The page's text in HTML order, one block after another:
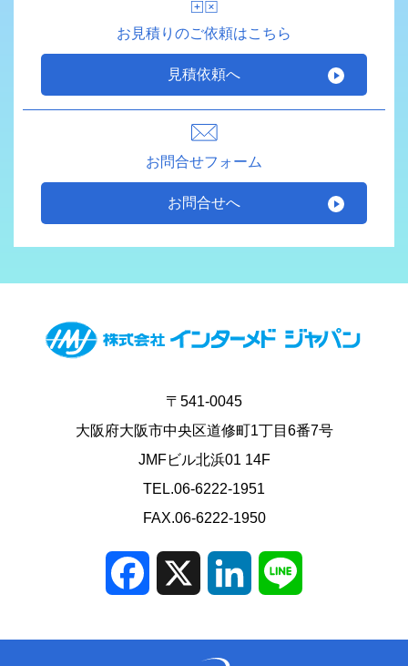
お見積りのご依頼はこちら
見積依頼へ
お問合せフォーム
お問合せへ
〒541-0045
大阪府大阪市中央区道修町1丁目6番7号
JMFビル北浜01 14F
TEL.06-6222-1951
FAX.06-6222-1950
Facebook LinkedIn